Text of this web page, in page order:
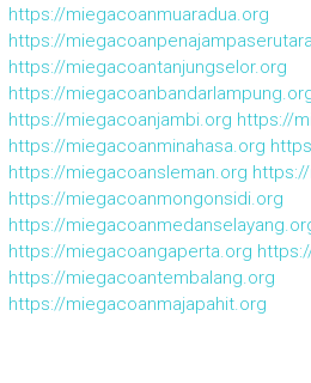
https://miegacoanmuaradua.org
https://
https://miegacoantanjungselor.org
https://
https://miegacoanjambi.org https://
https://miegacoanminahasa.org
https://miegacoansleman.org
https://miegacoanmongonsidi.org
https://
https://miegacoangaperta.org
https://miegacoantembalang.org
https://miegacoanmajapahit.org